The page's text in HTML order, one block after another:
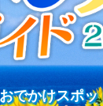
でかけスポ